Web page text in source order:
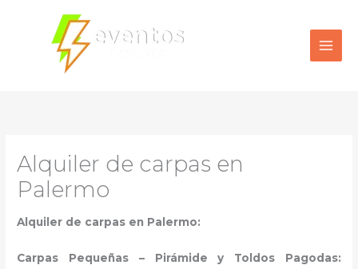
contenido
Alquiler de carpas en
Palermo
Alquiler de carpas en Palermo:
Carpas Pequeñas – Pirámide y Toldos Pagodas: